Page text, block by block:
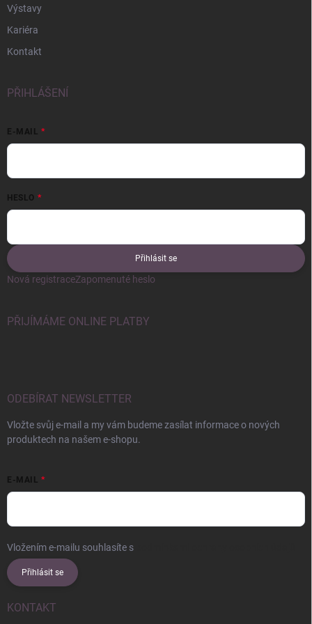
Výstavy
Kariéra
Kontakt
PŘIHLÁŠENÍ
E-MAIL
HESLO
Přihlásit se
Nová registraceZapomenuté heslo
PŘIJÍMÁME ONLINE PLATBY
ODEBÍRAT NEWSLETTER
Vložte svůj e-mail a my vám budeme zasílat informace o nových
produktech na našem e-shopu.
E-MAIL
Vložením e-mailu souhlasíte s
Přihlásit se
KONTAKT